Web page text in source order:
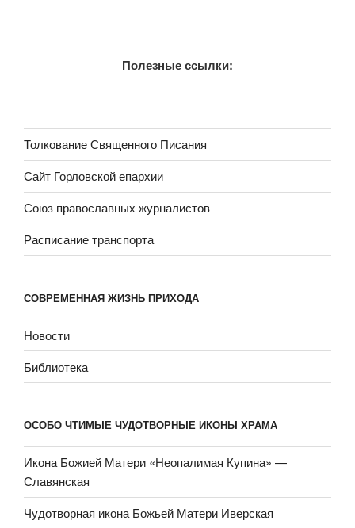
Полезные ссылки:
Толкование Священного Писания
Сайт Горловской епархии
Союз православных журналистов
Расписание транспорта
СОВРЕМЕННАЯ ЖИЗНЬ ПРИХОДА
Новости
Библиотека
ОСОБО ЧТИМЫЕ ЧУДОТВОРНЫЕ ИКОНЫ ХРАМА
Икона Божией Матери «Неопали­мая Купина» —
Славянская
Чудотворная икона Божьей Матери Иверская